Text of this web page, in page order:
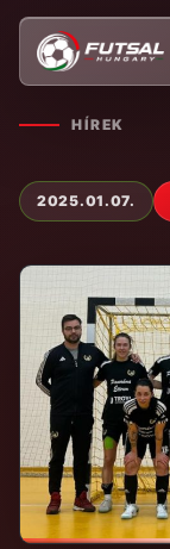
HÍREK
2025.01.07.